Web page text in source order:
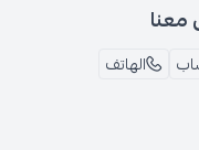
معنا
الهاتف